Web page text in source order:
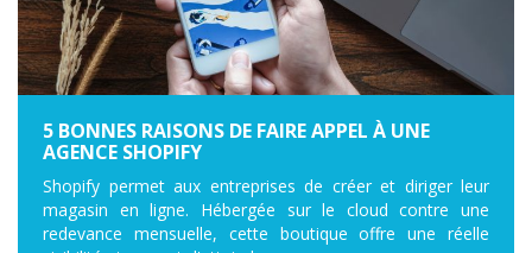
5 BONNES RAISONS DE FAIRE APPEL À UNE
AGENCE SHOPIFY
Shopify permet aux entreprises de créer et diriger leur
magasin en ligne. Hébergée sur le cloud contre une
redevance mensuelle, cette boutique offre une réelle